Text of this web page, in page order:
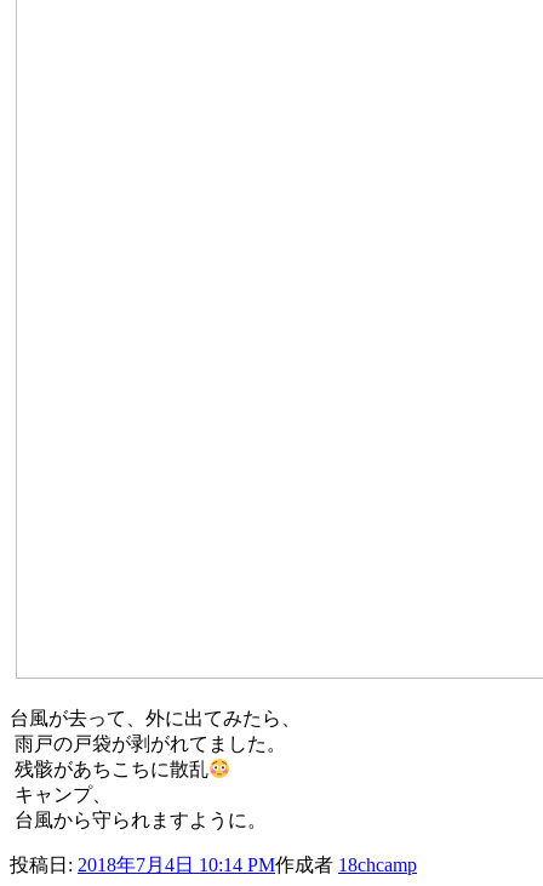
台風が去って、外に出てみたら、
雨戸の戸袋が剥がれてました。
残骸があちこちに散乱
キャンプ、
台風から守られますように。
投稿日: 2018年7月4日 10:14 PM作成者 18chcamp